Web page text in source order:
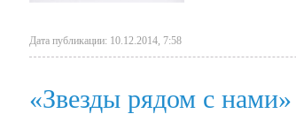
Дата публикации: 10.12.2014, 7:58
«Звезды рядом с